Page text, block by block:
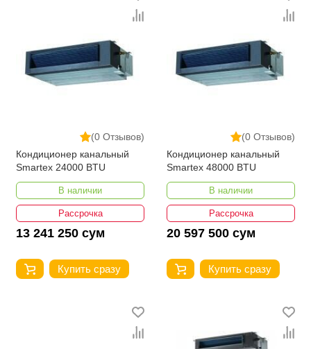
(0 Отзывов)
Кондиционер канальный
Smartex 24000 BTU
В наличии
Рассрочка
13 241 250 сум
Купить сразу
(0 Отзывов)
Кондиционер канальный
Smartex 48000 BTU
В наличии
Рассрочка
20 597 500 сум
Купить сразу